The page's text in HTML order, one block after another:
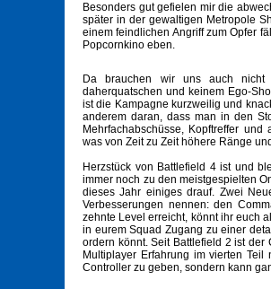
Besonders gut gefielen mir die
später in der gewaltigen Metropole
einem feindlichen Angriff zum Opfer
Popcornkino eben.
Da brauchen wir uns auch nicht
daherquatschen und keinem Ego-
ist die Kampagne kurzweilig und
anderem daran, dass man in den
Mehrfachabschüsse, Kopftreffer
was von Zeit zu Zeit höhere Ränge
Herzstück von Battlefield 4 ist und
immer noch zu den meistgespielten
dieses Jahr einiges drauf. Zwei
Verbesserungen nennen: den
zehnte Level erreicht, könnt ihr euch
in eurem Squad Zugang zu einer
ordern könnt. Seit Battlefield 2 ist
Multiplayer Erfahrung im vierten
Controller zu geben, sondern kann